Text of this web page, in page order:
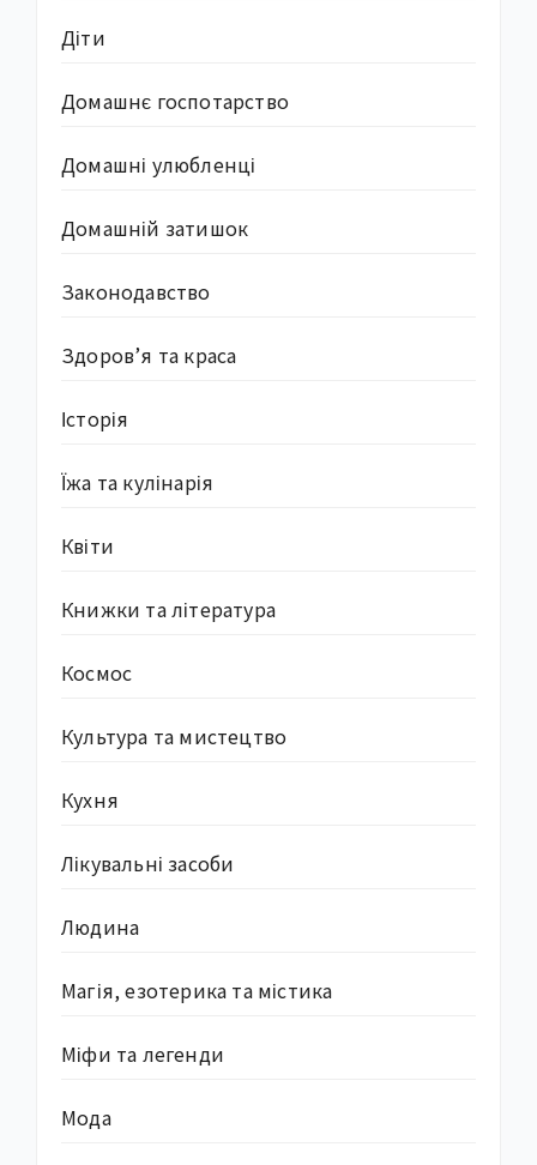
Діти
Домашнє госпотарство
Домашні улюбленці
Домашній затишок
Законодавство
Здоров’я та краса
Історія
Їжа та кулінарія
Квіти
Книжки та література
Космос
Культура та мистецтво
Кухня
Лікувальні засоби
Людина
Магія, езотерика та містика
Міфи та легенди
Мода